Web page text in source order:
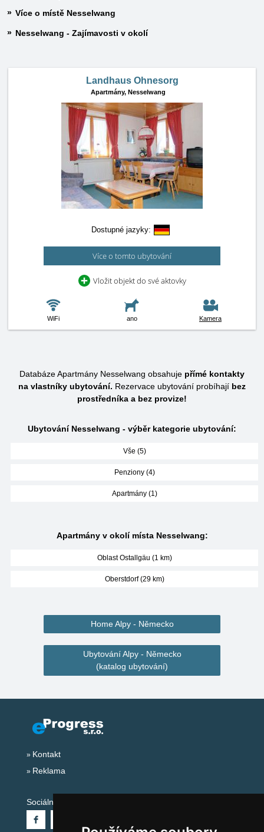
Více o místě Nesselwang
Nesselwang - Zajímavosti v okolí
Landhaus Ohnesorg
Apartmány, Nesselwang
Dostupné jazyky:
Více o tomto ubytování
Vložit objekt do své aktovky
WiFi ano Kamera
Databáze Apartmány Nesselwang obsahuje přímé kontakty
na vlastníky ubytování. Rezervace ubytování probíhají bez
prostředníka a bez provize!
Ubytování Nesselwang - výběr kategorie ubytování:
Vše (5)
Penziony (4)
Apartmány (1)
Apartmány v okolí místa Nesselwang:
Oblast Ostallgäu (1 km)
Oberstdorf (29 km)
Home Alpy - Německo
Ubytování Alpy - Německo
(katalog ubytování)
Kontakt
Reklama
Sociální sítě: